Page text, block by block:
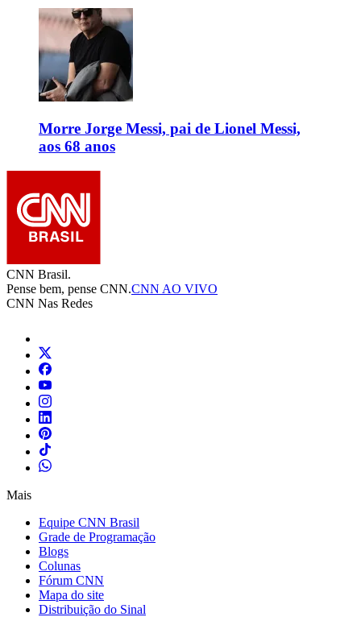
Morre Jorge Messi, pai de Lionel Messi,
aos 68 anos
CNN Brasil.
Pense bem, pense CNN.CNN AO VIVO
CNN Nas Redes
Mais
Equipe CNN Brasil
Grade de Programação
Blogs
Colunas
Fórum CNN
Mapa do site
Distribuição do Sinal